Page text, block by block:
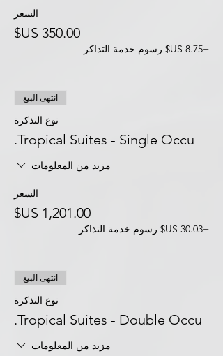
السعر
+‏8.75 US$ رسوم خدمة التذاكر
انتهى البيع
نوع التذكرة
Tropical Suites - Single Occu.
مزيد من المعلومات
السعر
+‏30.03 US$ رسوم خدمة التذاكر
انتهى البيع
نوع التذكرة
Tropical Suites - Double Occu.
مزيد من المعلومات